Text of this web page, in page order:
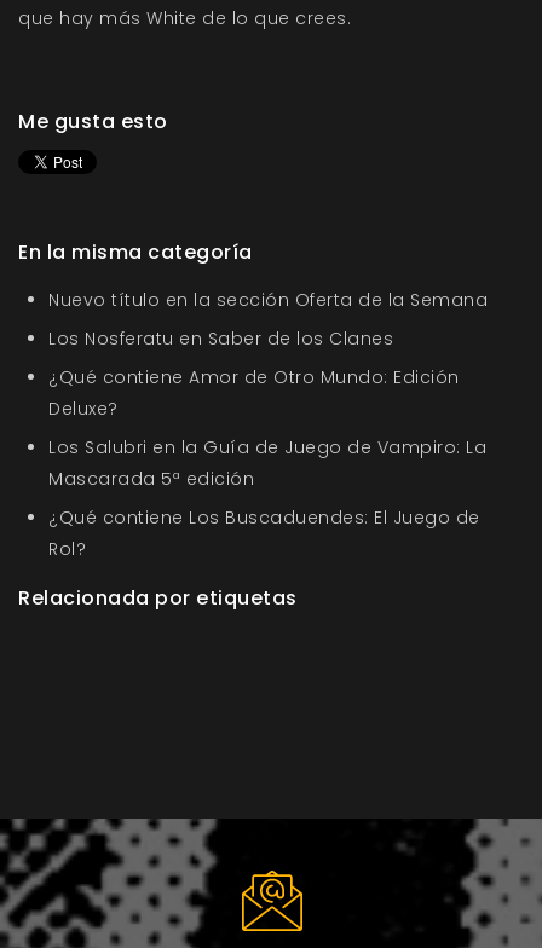
que hay más White de lo que crees.
Me gusta esto
En la misma categoría
Nuevo título en la sección Oferta de la Semana
Los Nosferatu en Saber de los Clanes
¿Qué contiene Amor de Otro Mundo: Edición
Deluxe?
Los Salubri en la Guía de Juego de Vampiro: La
Mascarada 5ª edición
¿Qué contiene Los Buscaduendes: El Juego de
Rol?
Relacionada por etiquetas